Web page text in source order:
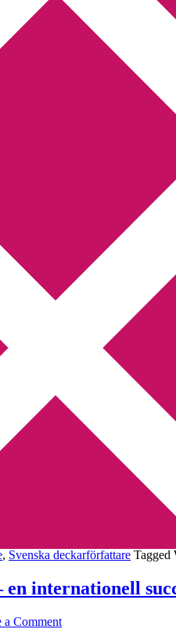
for Maj Sjöwall
går vidare
artikelserie om det svenska
, Svenska deckarförfattare Tagged
en internationell
a Comment